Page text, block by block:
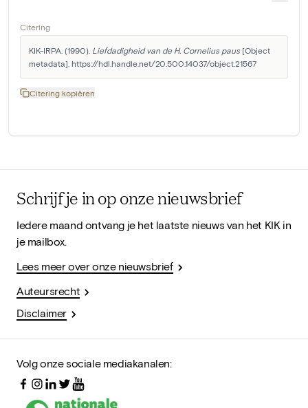
Citering
KIK-IRPA. (1990). Liefdadigheid van de H. Cornelius paus [Object
metadata]. https://hdl.handle.net/20.500.14037/object.21567
Citering kopiëren
Schrijf je in op onze nieuwsbrief
Iedere maand ontvang je het laatste nieuws van het KIK in
je mailbox.
Lees meer over onze nieuwsbrief
Auteursrecht
Disclaimer
Volg onze sociale mediakanalen: